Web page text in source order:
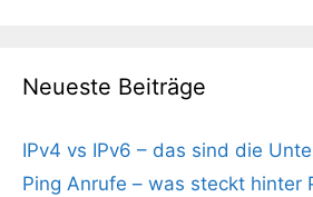
Neueste Beiträge
IPv4 vs IPv6 – das sind die
Ping Anrufe – was steckt hinter